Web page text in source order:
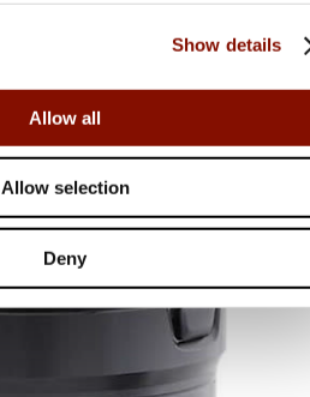
Show details
Allow all
Allow selection
Deny